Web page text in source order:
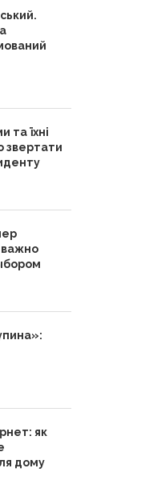
та їхні
звертати
як
дому